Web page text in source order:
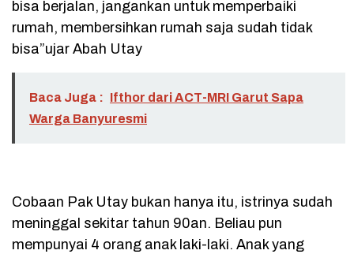
bisa berjalan, jangankan untuk memperbaiki
rumah, membersihkan rumah saja sudah tidak
bisa”ujar Abah Utay
Baca Juga : Ifthor dari ACT-MRI Garut Sapa
Warga Banyuresmi
Cobaan Pak Utay bukan hanya itu, istrinya sudah
meninggal sekitar tahun 90an. Beliau pun
mempunyai 4 orang anak laki-laki. Anak yang